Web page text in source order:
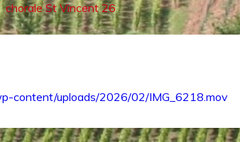
chorale St Vincent 26
content/uploads/2026/02/IMG_6218.mov